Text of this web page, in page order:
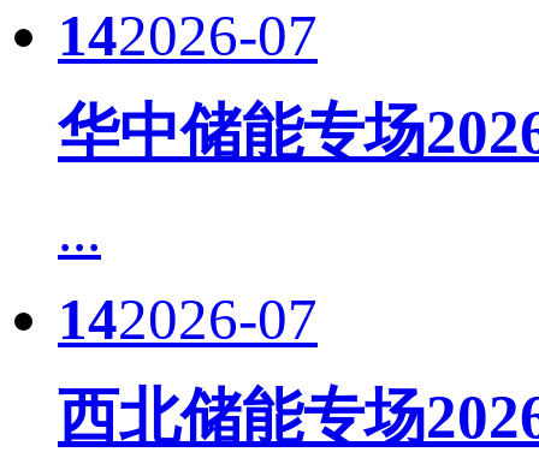
142026-07
华中储能专场
...
142026-07
西北储能专场